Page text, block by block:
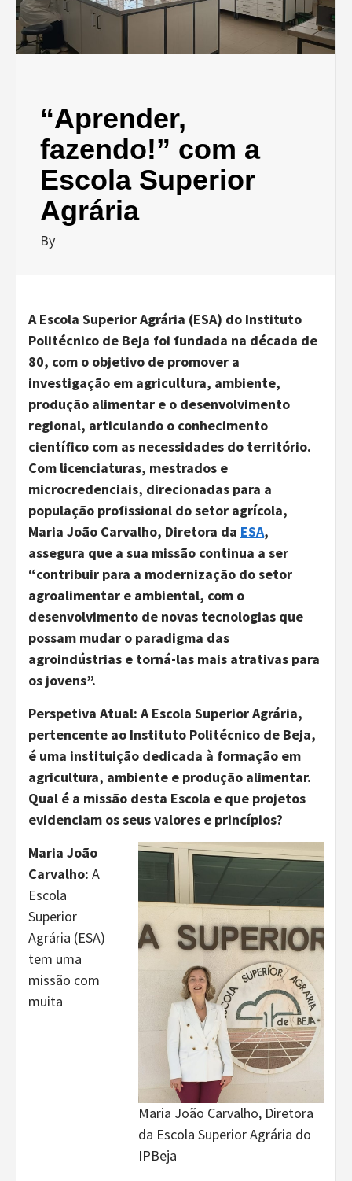
“Aprender,
fazendo!” com a
Escola Superior
Agrária
By
A Escola Superior Agrária (ESA) do Instituto
Politécnico de Beja foi fundada na década de
80, com o objetivo de promover a
investigação em agricultura, ambiente,
produção alimentar e o desenvolvimento
regional, articulando o conhecimento
científico com as necessidades do território.
Com licenciaturas, mestrados e
microcredenciais, direcionadas para a
população profissional do setor agrícola,
Maria João Carvalho, Diretora da ESA,
assegura que a sua missão continua a ser
“contribuir para a modernização do setor
agroalimentar e ambiental, com o
desenvolvimento de novas tecnologias que
possam mudar o paradigma das
agroindústrias e torná-las mais atrativas para
os jovens”.
Perspetiva Atual: A Escola Superior Agrária,
pertencente ao Instituto Politécnico de Beja,
é uma instituição dedicada à formação em
agricultura, ambiente e produção alimentar.
Qual é a missão desta Escola e que projetos
evidenciam os seus valores e princípios?
Maria João Carvalho, Diretora
da Escola Superior Agrária do
IPBeja
Maria João
Carvalho: A
Escola
Superior
Agrária (ESA)
tem uma
missão com
muita